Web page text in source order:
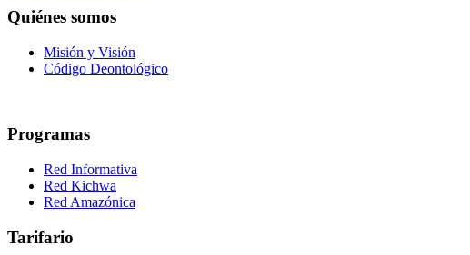
Quiénes somos
Misión y Visión
Código Deontológico
Programas
Red Informativa
Red Kichwa
Red Amazónica
Tarifario